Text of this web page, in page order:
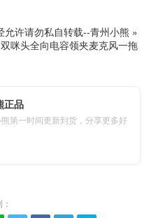
允许请勿私自转载--青州小熊 »
咪头全向电容领夹麦克风一拖
正品
第一时间更新到货，分享更多好